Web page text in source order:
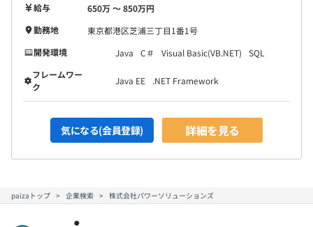
給与
650万 〜 850万円
勤務地
東京都港区芝浦三丁目1番1号
開発環境
Java C＃ Visual Basic(VB.NET)
SQL
フレームワー
ク
Java EE .NET Framework
気になる(会員登録) 詳細を見る
paizaトップ 企業検索 株式会社パワーソリューションズ